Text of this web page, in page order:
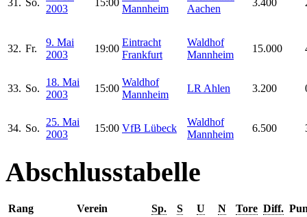
2003
Mannheim
Aachen
32. Fr.
9. Mai
2003
19:00
Eintracht
Frankfurt
Waldhof
Mannheim
15.000
33. So.
18. Mai
2003
15:00
Waldhof
Mannheim
LR Ahlen 3.200
34. So.
25. Mai
2003
15:00 VfB Lübeck
Waldhof
Mannheim
6.500
Abschlusstabelle
Rang Verein Sp. S U N Tore Diff.